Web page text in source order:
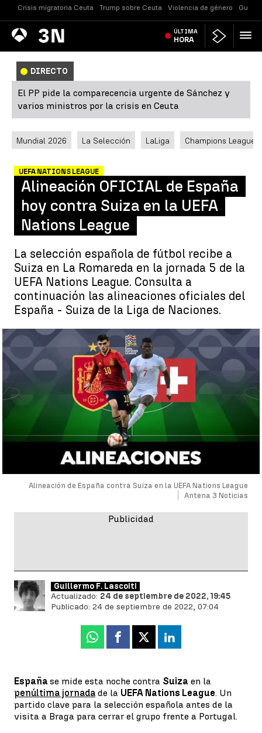
Crisis migratoria Ceuta Trump sobre Ceuta Violencia de género
Antena
3 Noticias ÚLTIMA
HORA
DIRECTO
El PP pide la comparecencia urgente de Sánchez y
varios ministros por la crisis en Ceuta
Mundial 2026 La Selección LaLiga Champions League
UEFA NATIONS LEAGUE
Alineación OFICIAL de España
hoy contra Suiza en la UEFA
Nations League
La selección española de fútbol recibe a
Suiza en La Romareda en la jornada 5 de la
UEFA Nations League. Consulta a
continuación las alineaciones oficiales del
España - Suiza de la Liga de Naciones.
Alineación de España contra Suiza en la UEFA Nations League
Antena 3 Noticias
Guillermo F. Lascoiti
Actualizado: 24 de septiembre de 2022, 19:45
Publicado: 24 de septiembre de 2022, 07:04
Whatsapp
Facebook
X Linkedin
España se mide esta noche contra Suiza en la
penúltima jornada de la UEFA Nations League. Un
partido clave para la selección española antes de la
visita a Braga para cerrar el grupo frente a Portugal.